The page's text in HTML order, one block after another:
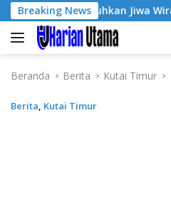
Langsung
ke
konten
Breaking News
3, Tumbuhkan Jiwa Wirausaha
Beranda Berita Kutai Timur
Berita, Kutai Timur